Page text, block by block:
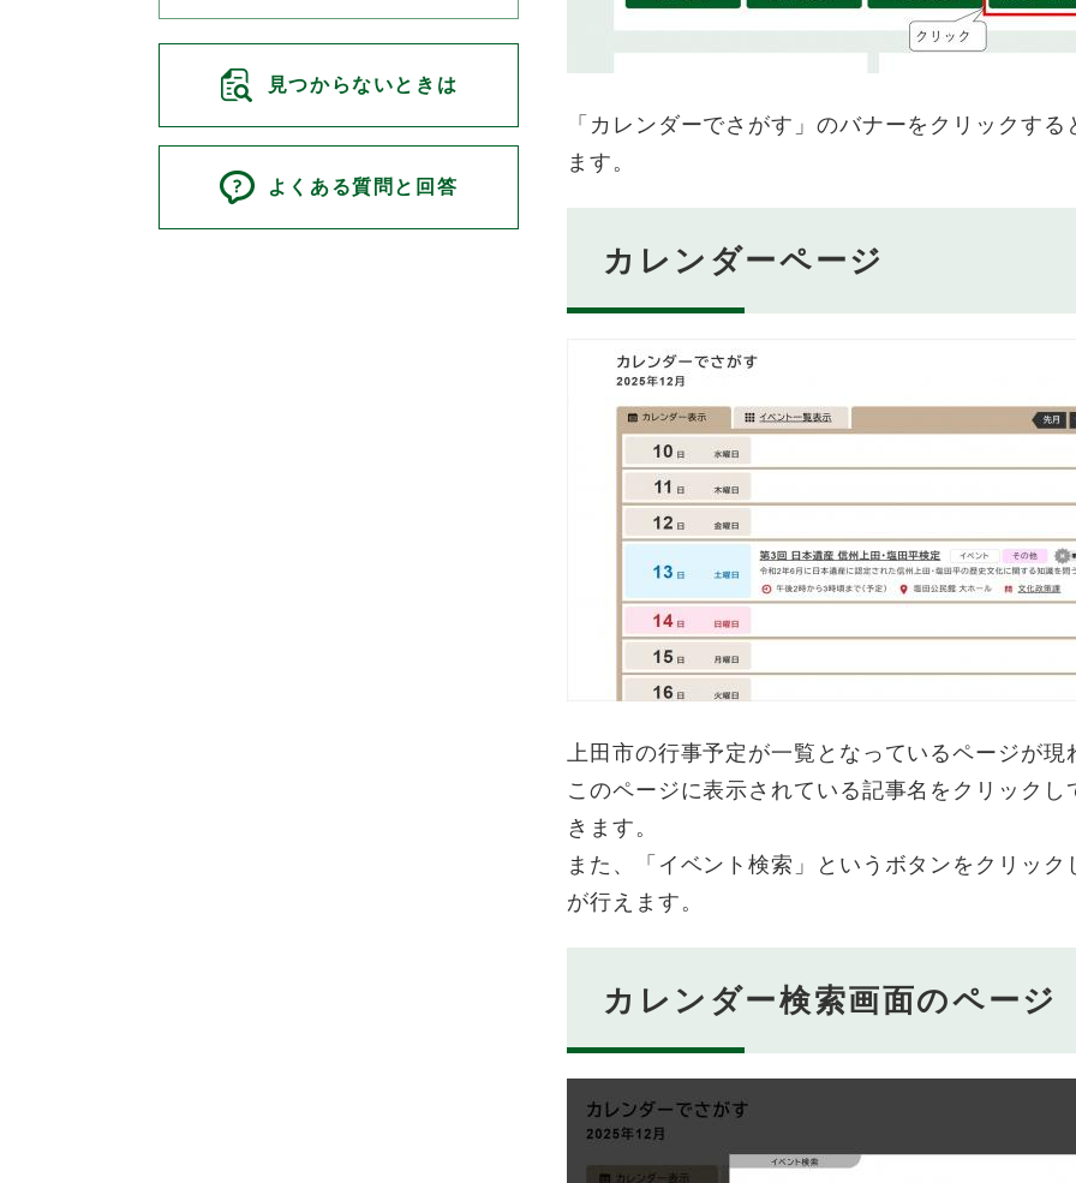
「カレンダーでさがす」のバナーをクリックす
ます。
カレンダーページ
上田市の行事予定が一覧となっているページが現
このページに表示されている記事名をクリック
きます。
また、「イベント検索」というボタンをクリッ
が行えます。
カレンダー検索画面のページ
見つからないときは
よくある質問と回答